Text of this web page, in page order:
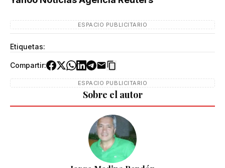
ESPACIO PUBLICITARIO
Etiquetas:
Compartir:
ESPACIO PUBLICITARIO
Sobre el autor